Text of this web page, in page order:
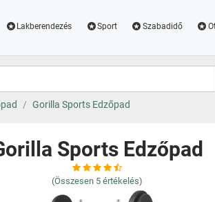
Lakberendezés Sport Szabadidő
Gorilla Sports Edzőpad
Sports Edzőpad
(Összesen 5 értékelés)